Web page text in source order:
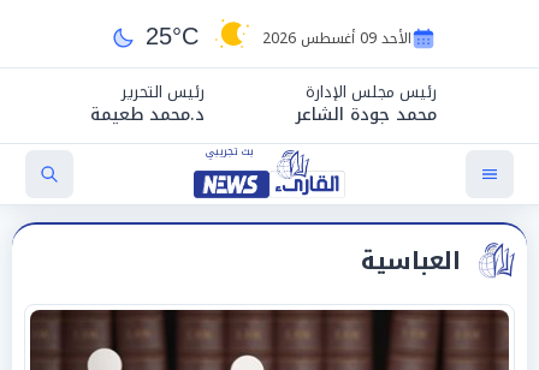
الأحد 09 أغسطس 2026 25°C
رئيس مجلس الإدارة
محمد جودة الشاعر
رئيس التحرير
د.محمد طعيمة
العباسية